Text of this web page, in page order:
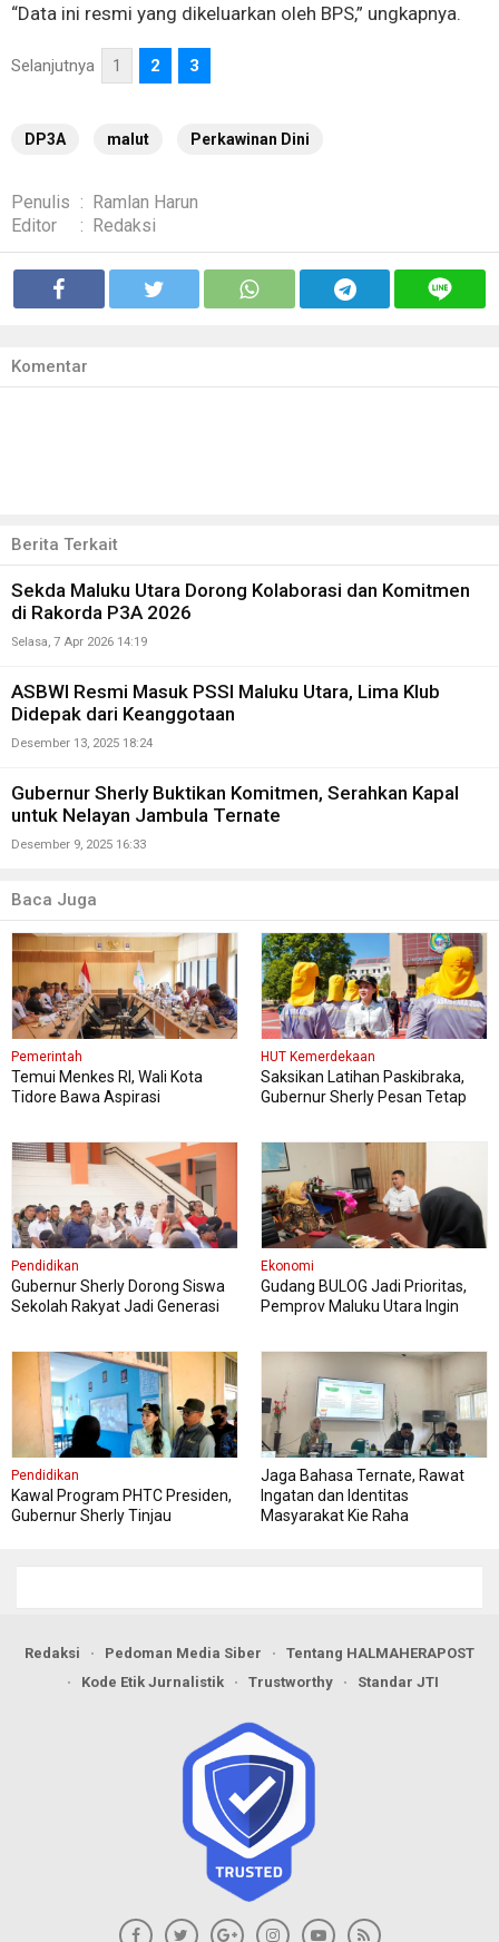
“Data ini resmi yang dikeluarkan oleh BPS,” ungkapnya.
Selanjutnya 1 2 3
DP3A malut Perkawinan Dini
Penulis : Ramlan Harun
Editor
: Redaksi
Komentar
Berita Terkait
Sekda Maluku Utara Dorong Kolaborasi dan Komitmen
di Rakorda P3A 2026
Selasa, 7 Apr 2026 14:19
ASBWI Resmi Masuk PSSI Maluku Utara, Lima Klub
Didepak dari Keanggotaan
Desember 13, 2025 18:24
Gubernur Sherly Buktikan Komitmen, Serahkan Kapal
untuk Nelayan Jambula Ternate
Desember 9, 2025 16:33
Baca Juga
Pemerintah
Temui Menkes RI, Wali Kota
Tidore Bawa Aspirasi
HUT Kemerdekaan
Saksikan Latihan Paskibraka,
Gubernur Sherly Pesan Tetap
Pendidikan
Gubernur Sherly Dorong Siswa
Sekolah Rakyat Jadi Generasi
Ekonomi
Gudang BULOG Jadi Prioritas,
Pemprov Maluku Utara Ingin
Pendidikan
Kawal Program PHTC Presiden,
Gubernur Sherly Tinjau
Jaga Bahasa Ternate, Rawat
Ingatan dan Identitas
Masyarakat Kie Raha
Redaksi Pedoman Media Siber
Tentang HALMAHERAPOST
Kode Etik Jurnalistik
Trustworthy Standar JTI